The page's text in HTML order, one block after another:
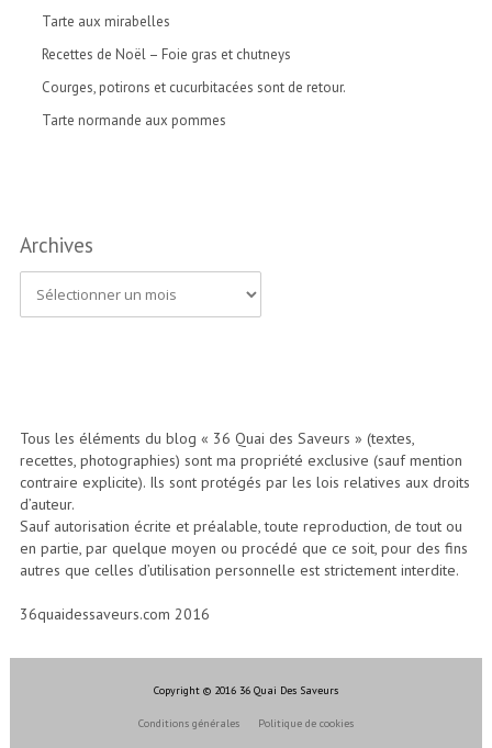
Tarte aux mirabelles
Recettes de Noël – Foie gras et chutneys
Courges, potirons et cucurbitacées sont de retour.
Tarte normande aux pommes
Archives
A
v
e
s
Tous les éléments du blog « 36 Quai des Saveurs » (textes,
recettes, photographies) sont ma propriété exclusive (sauf mention
contraire explicite). Ils sont protégés par les lois relatives aux droits
d’auteur.
Sauf autorisation écrite et préalable, toute reproduction, de tout ou
en partie, par quelque moyen ou procédé que ce soit, pour des fins
autres que celles d’utilisation personnelle est strictement interdite.
36quaidessaveurs.com 2016
Copyright © 2016 36 Quai Des Saveurs
Conditions générales Politique de cookies